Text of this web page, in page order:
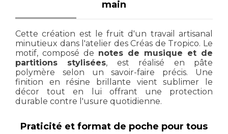
main
Cette création est le fruit d'un travail artisanal
minutieux dans l'atelier des Créas de Tropico. Le
motif, composé de notes de musique et de
partitions stylisées, est réalisé en pâte
polymère selon un savoir-faire précis. Une
finition en résine brillante vient sublimer le
décor tout en lui offrant une protection
durable contre l'usure quotidienne.
Praticité et format de poche pour tous